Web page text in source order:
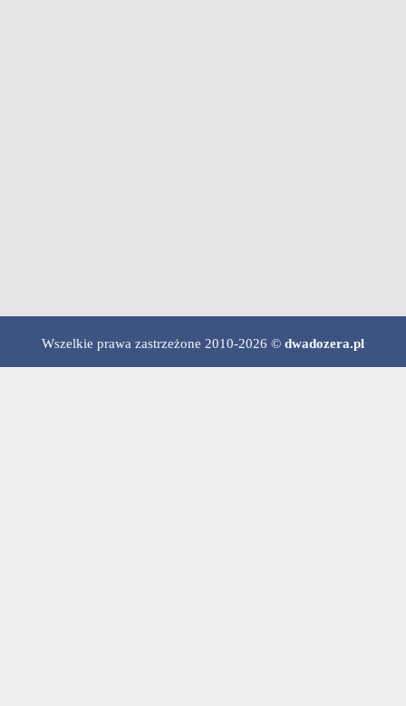
Wszelkie prawa zastrzeżone 2010-2026 © dwadozera.pl